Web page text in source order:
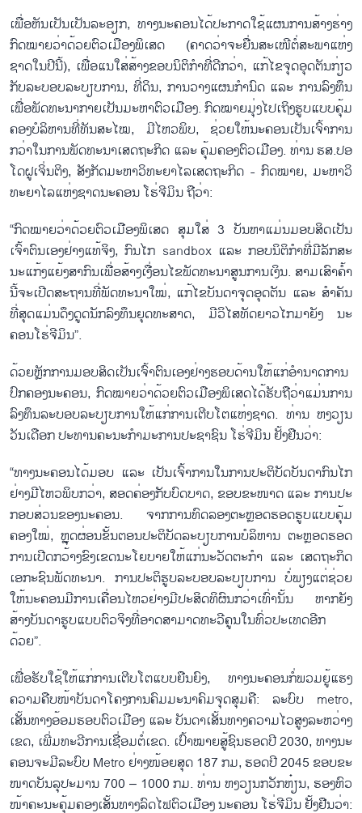
ເພື່ອ​ຫັນ​ເປັນເປັນລະອຽກ, ທາງ​ນະ​ຄອນ​ໄດ້​ປະ​ກາດ​ໃຊ້​ແຜນ​ການ​ສ້າງ​ຮ່າງ​
ກົດ​ໝ​າຍ​ວ່າ​ດ້ວຍ​ຕົວ​ເມືອ​ງ​ພິ​ເສດ (ຄາດວ່າຈະ​ຍື່ນ​ສະ​ເໜີ​ຕໍ່​ສະ​ພາ​ແຫ່ງ​
ຊາດ​ໃນ​ປີ​ນີ້), ເພື່ອ​ແນ​ໃສ່​ສ້າງຂອບ​ນິ​ຕິ​ກຳທີ່ດີກວ່າ, ແກ້​ໄຂ​ຈຸດ​ອຸດ​ຕັນ​ກ່ຽວ​
ກັ​ບ​ລະ​ບອບ​ລະ​ບຽບ​ການ, ທີ່​ດິນ, ການ​ວາງ​ແຜນ​ກຳ​ນົດ ແລະ ການ​ລົງ​ທຶນ​
ເພື່ອ​ພັດ​ທະ​ນາ​ກາຍ​ເປັນ​ມະ​ຫາ​ຕົວ​ເມືອງ. ກົດ​ໝາຍ​ມຸ່ງ​ໄປ​ເຖິງ​ຮູບ​ແບບ​ຄຸ້ມ​
ຄອງ​ບໍ​ລິ​ຫານ​ທີ່​ທັນ​ສະ​ໄໝ, ມີ​ໄຫວ​ພິບ, ຊ່ວ​ຍໃຫ້​ນະ​ຄອນ​ເປັນ​ເຈົ້າ​ການ
ກວ່າ​ໃນ​ການ​ພັດ​ທະ​ນາ​ເສດ​ຖະ​ກິດ ແລະ ຄຸ້ມ​ຄອງ​ຕົວ​ເມືອງ. ທ່ານ ຮສ.ປອ
ໂດ​ຝູ​ເຈິ່ນ​ຕິງ, ສັງ​ກັດມະ​ຫາ​ວິ​ທະ​ຍາ​ໄລ​ເສດ​ຖະ​ກິດ - ກົດ​ໝາຍ, ມະ​ຫາ​ວິ​
ທະ​ຍາ​ໄລ​ແຫ່ງ​ຊາດ​ນະ​ຄອນ ໂຮ່​ຈີ​ມິນ ຖື​ວ່າ:
“ກົດ​ໝາຍ​ວ່າ​ດ້ວຍ​ຕົວ​ເມືອງພິເສດ ​​ສຸມ​ໃສ່ 3 ບັນ​ຫາ​ແມ່ນມອບ​ສິດ​ເປັນ​
ເຈົ້າ​ຕົນ​ເອງ​ຢ່າງ​ແທ້​ຈິງ, ກົນ​ໄກ sandbox ແລະ ກອບ​ນິ​ຕິ​ກຳ​ທີ່​ມີ​ລັກ​ສະ​
ນະ​ແກ້ງ​ແຍ້ງ​ສາ​ກົນ​ເພື່ອ​ສ້າງ​ເງື່ອນ​ໄຂ​ພັດ​ທະ​ນາ​ສູນ​ການ​ເງິນ. ສາມ​ເສົາ​ຄ້ຳ​
ນີ້​ຈະ​ເປີດ​ສະ​ຖານ​ທີ່​ພັດ​ທະ​ນາ​ໃໝ່, ແກ້​ໄຂ​ບັນ​ດາ​ຈຸດ​ອຸດ​ຕັນ ແລະ ສຳ​ຄັນ​
ທີ່​ສຸດ​ແມ່ນ​ດຶງ​ດູດ​ນັກ​ລົງ​ທຶນ​ຍຸດ​ທະ​ສາດ, ມີ​ວິ​ໄສ​ທັດ​ຍາວ​ໄກ​ມາຍັງ ​ນະ​
ຄອນໂຮ່​ຈີ​ມິນ”.
ດ້ວຍຫຼັກ​ການມອບ​ສິດ​ເປັນ​ເຈົ້າ​ຕົນ​ເອງ​ຢ່າງ​ຮອບ​ດ້ານ​ໃຫ້​ແກ່​ອຳ​ນາ​ດ​ການ​
ປົກ​ຄອງ​ນະ​ຄອນ, ກົດ​ໝາຍ​ວ່າດ້ວຍຕົວ​ເມືອງ​ພິ​ເສດ​ໄດ້​ຮັບ​ຖື​ວ່າແມ່ນ​ການ​
ລົງ​ທຶນ​ລະ​ບອບ​ລະ​ບຽບ​ການ​ໃຫ້​ແກ່​ການ​ເຕີບ​ໂຕ​ແຫ່ງ​ຊາດ. ທ່ານ​ ຫງວຽນ​
ວັນ​ເດືອກ ປະ​ທານ​ຄະ​ນະ​ກຳ​ມະ​ການ​ປະ​ຊາ​ຊົນ ໂຮ່​ຈີ​ມິນ ຢັ້ງ​ຢືນ​ວ່າ:
“ທາງ​ນະ​ຄອນ​ໄດ້​ມອບ ແລະ ເປັນ​ເຈົ້າ​ການ​ໃນ​ການ​ປະ​ຕິ​ບັດ​ບັນ​ດາ​ກົນ​ໄກ​
ຢ່າງ​ມີ​ໄຫວ​ພິບກວ່າ, ສອດ​ຄ່ອງ​ກັບ​ບົດ​ບາດ, ຂອບ​ຂະ​ໜາດ ແລະ ການ​ປະ​
ກອບ​ສ່ວນ​ຂອງ​ນະ​ຄອນ. ຈາ​ກ​ການ​ທົດ​ລອງ​ຕະຫຼ​ອດ​ຮອດ​ຮູບ​ແບບ​ຄຸ້ມ​
ຄອງ​ໃໝ່, ຫຼຸດ​ຜ່ອນ​ຂັ້ນ​ຕອນ​ປະ​ຕິ​ບັດ​ລະ​ບຽບ​ການ​ບໍ​ລິ​ຫານ ຕະຫຼອດ​ຮອດ​
ການ​ເປີດກວ້າງ​ຂົງເຂດ​ນະ​ໂຍ​ບາຍ​ໃຫ້​ແກ່​ນະ​ວັດ​ຕະ​ກຳ ແລະ ເສດ​ຖະ​ກິດ​
ເອ​ກະ​ຊົນ​ພັດ​ທະ​ນາ. ການ​ປະ​ຕິ​ຮູບ​ລະ​ບອບ​ລະ​ບຽບ​ການ ບໍ່​ພຽງ​ແຕ່​ຊ່ວຍ
ໃຫ້ນະ​ຄອນ​ມີ​ການ​ເຄື່ອນ​ໄຫວ​ຢ່າງ​ມີ​ປະ​ສິດ​ທິ​ຜົນ​ກວ່າ​ເທົ່າ​ນັ້ນ ຫາກ​ຍັງ​
ສ້າງ​ບັນ​ດາ​ຮູບ​ແບ​ບ​ຕົວ​ຈິງ​ທີ່​ອາດ​ສາ​ມາດ​ທະ​ວີ​ຄູນ​ໃນ​ທົ່ວ​ປະ​ເທດ​ອີກ​
ດ້ວຍ”.
ເພື່ອ​ຮັບ​ໃຊ້​ໃຫ້​ແກ່​ການ​ເຕີບ​ໂຕ​ແບບ​ຍືນ​ຍົງ, ທາງ​ນະ​ຄອນ​ກໍ່​ພວມ​ຍູ້​ແຮງ​
ຄວາມ​ຄືບ​ໜ້າ​ບັນ​ດາ​ໂຄງ​ການ​ຄົມ​ມະ​ນາ​ຄົມ​ຈຸດ​ສຸມ​ຄື: ລະ​ບົບ metro,
ເສັ້ນ​ທາງອ້ອມຮອບຕົວ​ເມືອງ ແລະ ບັນ​ດາ​ເສັ້ນ​ທາງ​ຄວາມ​ໄວ​ສູງ​ລະ​ຫວ່າງ​
ເຂດ, ເພີ່ມ​ທະ​ວີ​ການ​ເຊື່ອມ​ຕໍ່ເຂດ. ເປົ້າ​ໝາຍ​ສູ້​ຊົນ​ຮອດ​ປີ 2030, ທາງ​ນະ​
ຄອນ​ຈະມີ​ລະ​ບົບ Metro ຢ່າງ​ໜ້ອຍ​ສຸດ 187 ກມ, ​ຮອດ​ປີ 2045 ຂອບ​ຂະ​
ໜາດ​ບັນ​ລຸ​ປະ​ມານ 700 – 1000 ກມ. ທ່ານ ຫງວຽນ​ກວັກ​ຫ໋ຽນ, ຮອງ​ຫົວ​
ໜ້າ​ຄະ​ນະ​ຄຸ້ມ​ຄອງ​ເສັ້ນ​ທາງ​ລົດ​ໄຟ​ຕົວ​ເມືອງ ນະ​ຄອນ ໂຮ່​ຈີ​ມິນ ​ຢັ້ງ​ຢືນ​ວ່າ: